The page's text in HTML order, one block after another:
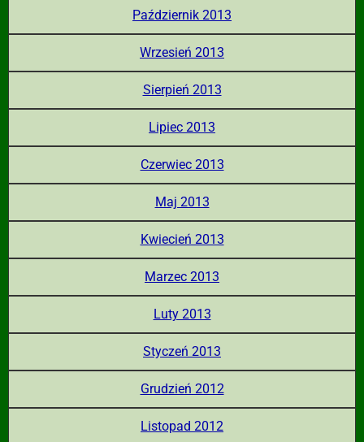
Październik 2013
Wrzesień 2013
Sierpień 2013
Lipiec 2013
Czerwiec 2013
Maj 2013
Kwiecień 2013
Marzec 2013
Luty 2013
Styczeń 2013
Grudzień 2012
Listopad 2012